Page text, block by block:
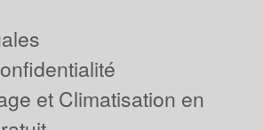
et Climatisation en